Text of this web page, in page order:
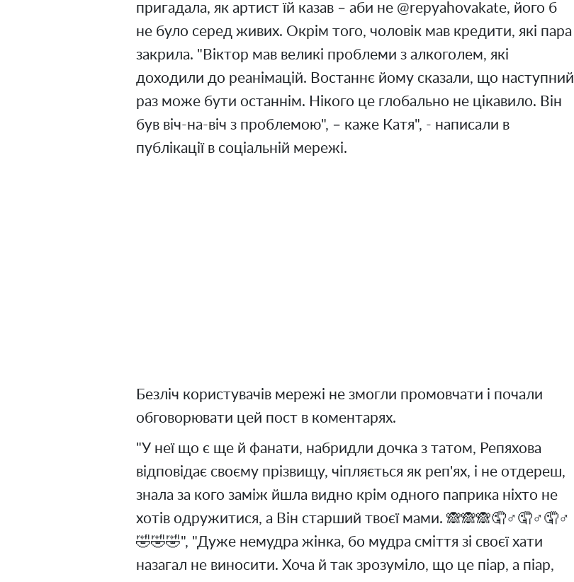
пригадала, як артист їй казав – аби не @repyahovakate, його б
не було серед живих. Окрім того, чоловік мав кредити, які пара
закрила. "Віктор мав великі проблеми з алкоголем, які
доходили до реанімацій. Востаннє йому сказали, що наступний
раз може бути останнім. Нікого це глобально не цікавило. Він
був віч-на-віч з проблемою", – каже Катя", - написали в
публікації в соціальній мережі.
Безліч користувачів мережі не змогли промовчати і почали
обговорювати цей пост в коментарях.
"У неї що є ще й фанати, набридли дочка з татом, Репяхова
відповідає своєму прізвищу, чіпляється як реп'ях, і не отдереш,
знала за кого заміж йшла видно крім одного паприка ніхто не
хотів одружитися, а Він старший твоєї мами. 🙈🙈🙈🤦♂️🤦♂️🤦♂️
🤣🤣🤣", "Дуже немудра жінка, бо мудра сміття зі своєї хати
назагал не виносити. Хоча й так зрозуміло, що це піар, а піар,